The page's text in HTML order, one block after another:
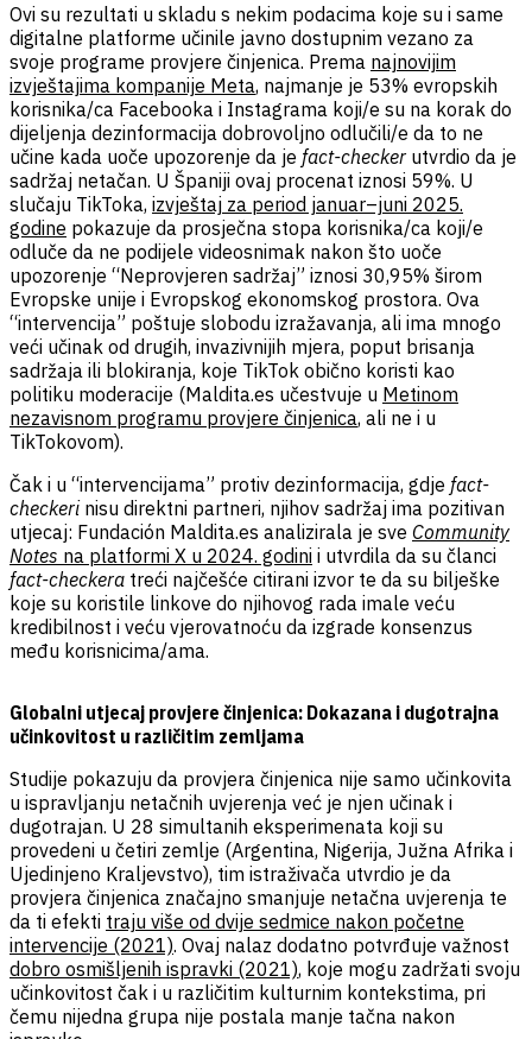
Ovi su rezultati u skladu s nekim podacima koje su i same
digitalne platforme učinile javno dostupnim vezano za
svoje programe provjere činjenica. Prema najnovijim
izvještajima kompanije Meta, najmanje je 53% evropskih
korisnika/ca Facebooka i Instagrama koji/e su na korak do
dijeljenja dezinformacija dobrovoljno odlučili/e da to ne
učine kada uoče upozorenje da je fact-checker utvrdio da je
sadržaj netačan. U Španiji ovaj procenat iznosi 59%. U
slučaju TikToka, izvještaj za period januar–juni 2025.
godine pokazuje da prosječna stopa korisnika/ca koji/e
odluče da ne podijele videosnimak nakon što uoče
upozorenje “Neprovjeren sadržaj” iznosi 30,95% širom
Evropske unije i Evropskog ekonomskog prostora. Ova
“intervencija” poštuje slobodu izražavanja, ali ima mnogo
veći učinak od drugih, invazivnijih mjera, poput brisanja
sadržaja ili blokiranja, koje TikTok obično koristi kao
politiku moderacije (Maldita.es učestvuje u Metinom
nezavisnom programu provjere činjenica, ali ne i u
TikTokovom).
Čak i u “intervencijama” protiv dezinformacija, gdje fact-
checkerinisu direktni partneri, njihov sadržaj ima pozitivan
utjecaj: Fundación Maldita.es analizirala je sve Community
Notes na platformi X u 2024. godini i utvrdila da su članci
fact-checkera treći najčešće citirani izvor te da su bilješke
koje su koristile linkove do njihovog rada imale veću
kredibilnost i veću vjerovatnoću da izgrade konsenzus
među korisnicima/ama.
Globalni utjecaj provjere činjenica: Dokazana i dugotrajna
učinkovitost u različitim zemljama
Studije pokazuju da provjera činjenica nije samo učinkovita
u ispravljanju netačnih uvjerenja već je njen učinak i
dugotrajan. U 28 simultanih eksperimenata koji su
provedeni u četiri zemlje (Argentina, Nigerija, Južna Afrika i
Ujedinjeno Kraljevstvo), tim istraživača utvrdio je da
provjera činjenica značajno smanjuje netačna uvjerenja te
da ti efekti traju više od dvije sedmice nakon početne
intervencije (2021). Ovaj nalaz dodatno potvrđuje važnost
dobro osmišljenih ispravki (2021), koje mogu zadržati svoju
učinkovitost čak i u različitim kulturnim kontekstima, pri
čemu nijedna grupa nije postala manje tačna nakon